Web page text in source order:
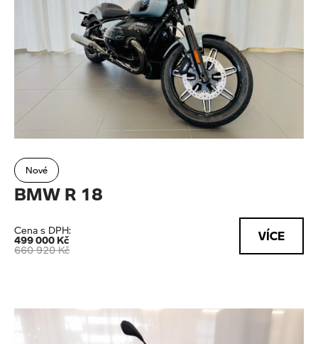
BMW R 18
Nové
Cena s DPH:
660 920 Kč
499 000 Kč VÍCE